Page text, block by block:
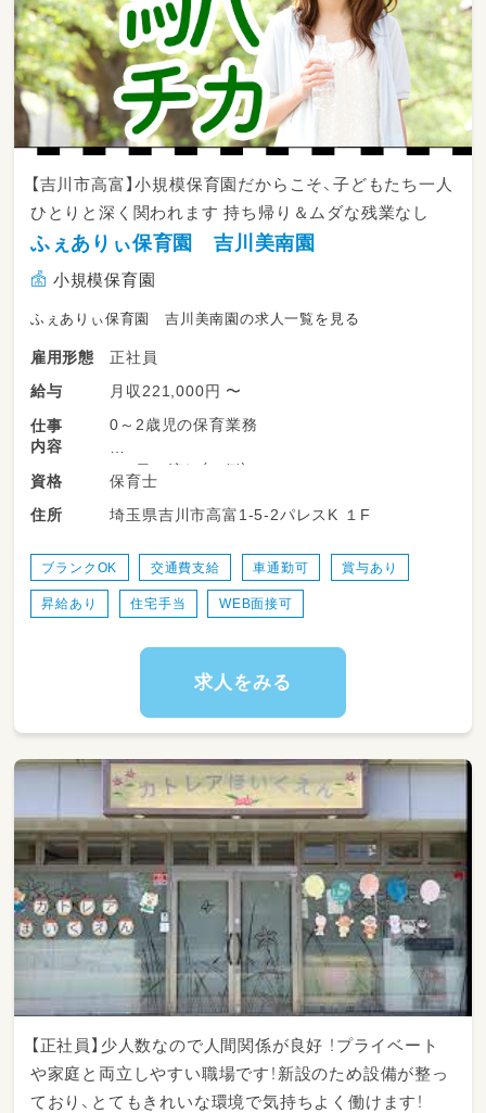
【吉川市高富】小規模保育園だからこそ、子どもたち一人
ひとりと深く関われます 持ち帰り＆ムダな残業なし
ふぇありぃ保育園 吉川美南園
小規模保育園
ふぇありぃ保育園 吉川美南園の求人一覧を見る
雇用形態
正社員
給与
月収221,000円 〜
仕事
内容
0～2歳児の保育業務
＜1日の流れ（一例）＞
7:00 開園
8:00 順次登園・視診 登園後は自由遊び・朝食
まめに交換。
10:00 朝の会
事・制作など
11:00 給食準備 手洗い・うがい・おトイレなど
12:00 お昼寝 おトイレ・おむつ交換・歯磨き・手
15:00 おやつ おやつの前におトイレへ
15:30 自由遊び
【以降順次お迎え】※随時おむつ交換＆トイレ
17:00 トイレ・水分補給
17:30 お帰りの会
18:30 通常保育終了
資格
保育士
住所
埼玉県吉川市高富1-5-2パレスK １F
ブランクOK 交通費支給 車通勤可 賞与あり
昇給あり 住宅手当 WEB面接可
求人をみる
【正社員】少人数なので人間関係が良好 ！プライベート
や家庭と両立しやすい職場です！新設のため設備が整っ
ており、とてもきれいな環境で気持ちよく働けます！